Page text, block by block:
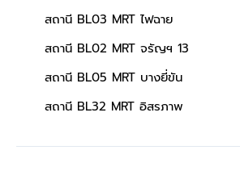
สถานี BL03 MRT ไฟฉาย
สถานี BL02 MRT จรัญฯ 13
สถานี BL05 MRT บางยี่ขัน
สถานี BL32 MRT อิสรภาพ